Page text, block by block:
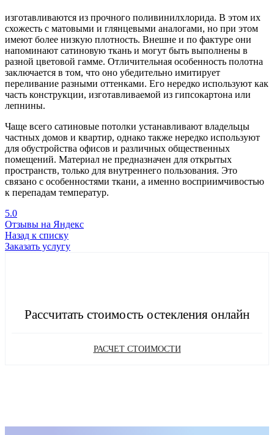
изготавливаются из прочного поливинилхлорида. В этом их
схожесть с матовыми и глянцевыми аналогами, но при этом
имеют более низкую плотность. Внешне и по фактуре они
напоминают сатиновую ткань и могут быть выполнены в
разной цветовой гамме. Отличительная особенность полотна
заключается в том, что оно убедительно имитирует
переливание разными оттенками. Его нередко используют как
часть конструкции, изготавливаемой из гипсокартона или
лепнины.
Чаще всего сатиновые потолки устанавливают владельцы
частных домов и квартир, однако также нередко используют
для обустройства офисов и различных общественных
помещений. Материал не предназначен для открытых
пространств, только для внутреннего пользования. Это
связано с особенностями ткани, а именно восприимчивостью
к перепадам температур.
5.0
Отзывы на Яндекс
Назад к списку
Заказать услугу
Рассчитать стоимость остекления онлайн
РАСЧЕТ СТОИМОСТИ